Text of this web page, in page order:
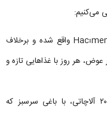
می‌کنیم:
رستوران Asma Yaprağı در منطقه Hacımemiş واقع شده و برخلاف
هر روز با غذاهایی تازه و
رستوران Capari Bahçe در خیابان ۲۰۱۲ آلاچاتی، با باغی سرسبز که